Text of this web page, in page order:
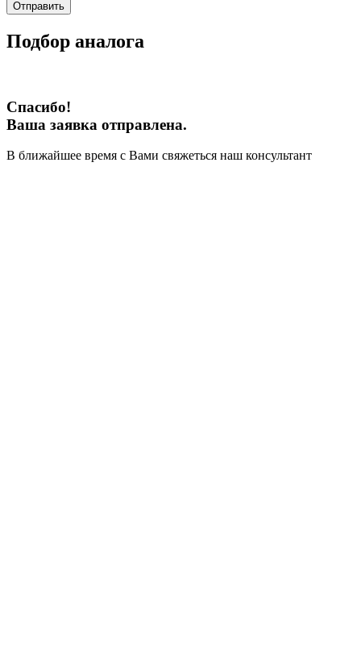
Отправить
Подбор аналога
Спасибо!
Ваша заявка отправлена.
В ближайшее время с Вами свяжеться наш консультант